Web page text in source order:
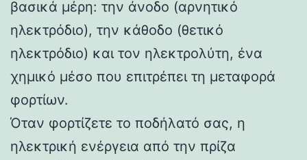
βασικά μέρη: την άνοδο (αρνητικό
ηλεκτρόδιο), την κάθοδο (θετικό
ηλεκτρόδιο) και τον ηλεκτρολύτη, ένα
χημικό μέσο που επιτρέπει τη μεταφορά
φορτίων.
Όταν φορτίζετε το ποδήλατό σας, η
ηλεκτρική ενέργεια από την πρίζα